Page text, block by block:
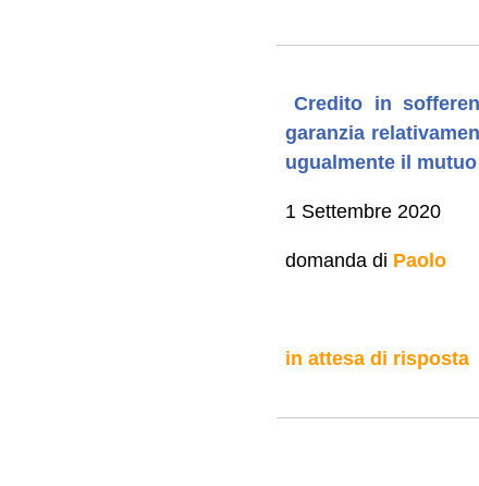
Credito in
garanzia
ugualmente il mutuo
1 Settembre 2020
domanda di Paolo
in attesa di risposta